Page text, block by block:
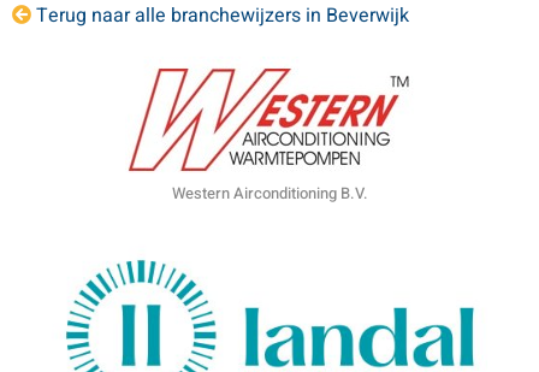
Terug naar alle branchewijzers in Beverwijk
Western Airconditioning B.V.